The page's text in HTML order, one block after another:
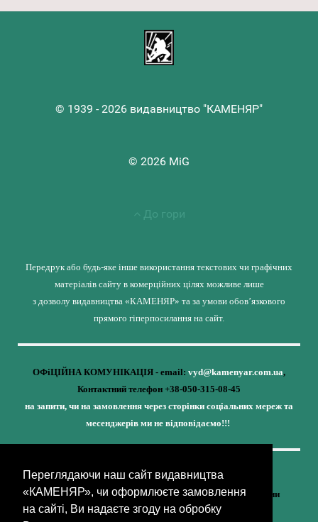
Переглядаючи наш сайт видавництва
«КАМЕНЯР», чи оформлюєте замовлення
на сайті, Ви надаєте згоду на обробку
© 1939 - 2026 видавництво "КАМЕНЯР"
© 2026 MiG
До гори
Передрук або будь-яке інше використання текстових чи графічних
матеріалів сайту в комерційних цілях можливе лише
з дозволу видавництва «КАМЕНЯР» та за умови обов’язкового
прямого гіперпосилання на сайт.
ОФіЦІЙНА КОМУНІКАЦІЯ - email: vyd@kamenyar.com.ua,
Контактний телефон +38-050-315-08-45
на запити, чи на замовлення через сторінки соціальних мереж та
месенджерів ми не відповідаємо!!!
Кожне наше видання - це внесок у спротив,
у збереження ідентичності та неминучу перемогу України
(видавництво «КАМЕНЯР»)